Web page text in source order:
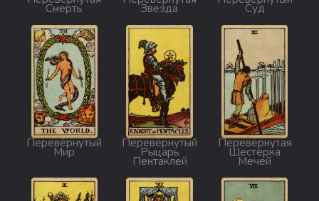
Смерть Звезда Суд
Перевёрнутый
Мир
Перевёрнутый
Рыцарь
Пентаклей
Перевёрнутая
Шестёрка
Мечей